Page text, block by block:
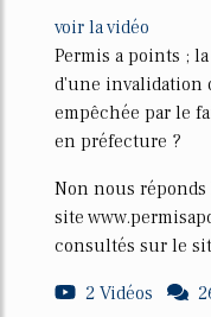
voir la vidéo
Permis a points ;
d'une invalidation
empêchée par le
en préfecture ?
Non nous
site
consultés sur le
2 Vidéos